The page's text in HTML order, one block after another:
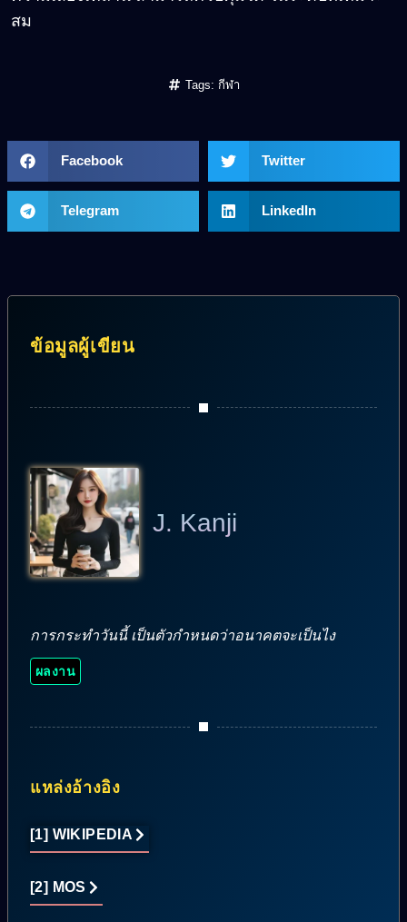
สม
Tags: กีฬา
Facebook Twitter
Telegram LinkedIn
ข้อมูลผู้เขียน
J. Kanji
การกระทำวันนี้ เป็นตัวกำหนดว่าอนาคตจะเป็นไง
ผลงาน
แหล่งอ้างอิง
[1] WIKIPEDIA
[2] MOS